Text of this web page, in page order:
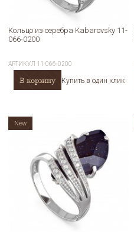
Кольцо из серебра Kabarovsky 11-
066-0200
АРТИКУЛ 11-066-0200
В корзину Купить в один клик
New